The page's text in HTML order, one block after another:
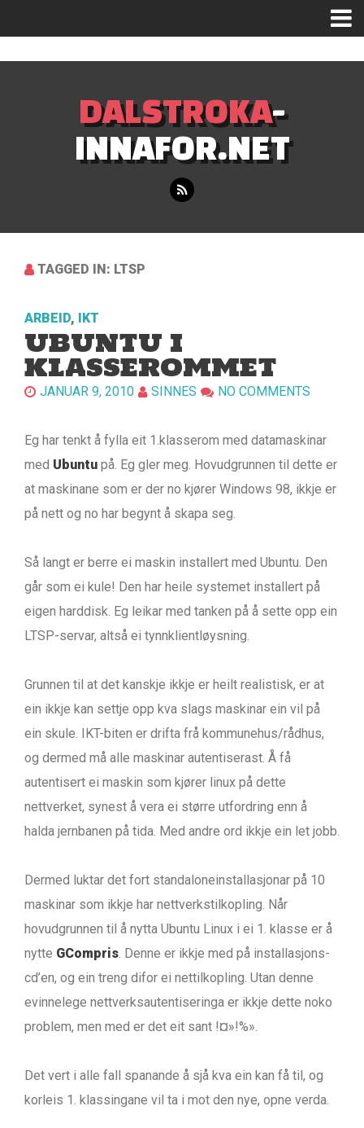
DALSTROKA-
INNAFOR.NET
TAGGED IN: LTSP
ARBEID, IKT
UBUNTU I
KLASSEROMMET
JANUAR 9, 2010 SINNES NO COMMENTS
Eg har tenkt å fylla eit 1.klasserom med datamaskinar
med Ubuntu på. Eg gler meg. Hovudgrunnen til dette er
at maskinane som er der no kjører Windows 98, ikkje er
på nett og no har begynt å skapa seg.
Så langt er berre ei maskin installert med Ubuntu. Den
går som ei kule! Den har heile systemet installert på
eigen harddisk. Eg leikar med tanken på å sette opp ein
LTSP-servar, altså ei tynnklientløysning.
Grunnen til at det kanskje ikkje er heilt realistisk, er at
ein ikkje kan settje opp kva slags maskinar ein vil på
ein skule. IKT-biten er drifta frå kommunehus/rådhus,
og dermed må alle maskinar autentiserast. Å få
autentisert ei maskin som kjører linux på dette
nettverket, synest å vera ei større utfordring enn å
halda jernbanen på tida. Med andre ord ikkje ein let jobb.
Dermed luktar det fort standaloneinstallasjonar på 10
maskinar som ikkje har nettverkstilkopling. Når
hovudgrunnen til å nytta Ubuntu Linux i ei 1. klasse er å
nytte GCompris. Denne er ikkje med på installasjons-
cd’en, og ein treng difor ei nettilkopling. Utan denne
evinnelege nettverksautentiseringa er ikkje dette noko
problem, men med er det eit sant !¤»!%».
Det vert i alle fall spanande å sjå kva ein kan få til, og
korleis 1. klassingane vil ta i mot den nye, opne verda.